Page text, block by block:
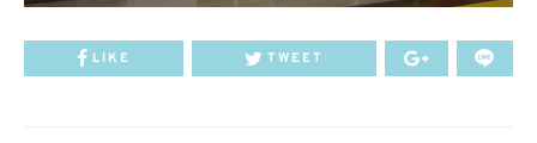
LIKE TWEET